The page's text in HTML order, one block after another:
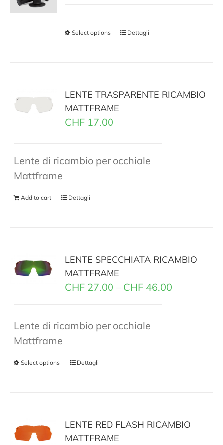
Select options Dettagli
LENTE TRASPARENTE RICAMBIO
MATTFRAME
CHF 17.00
Lente di ricambio per occhiale
Mattframe
Add to cart Dettagli
LENTE SPECCHIATA RICAMBIO
MATTFRAME
CHF 27.00 – CHF 46.00
Lente di ricambio per occhiale
Mattframe
Select options Dettagli
LENTE RED FLASH RICAMBIO
MATTFRAME